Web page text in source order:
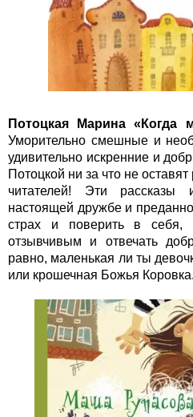
Потоцкая Марина «Когда
Уморительно смешные и
удивительно искренние и
Потоцкой ни за что не
читателей! Эти рассказы
настоящей дружбе и
страх и поверить в
отзывчивым и отвечать
равно, маленькая ли ты
или крошечная Божья Коровка.